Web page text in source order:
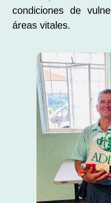
condiciones de
áreas vitales.